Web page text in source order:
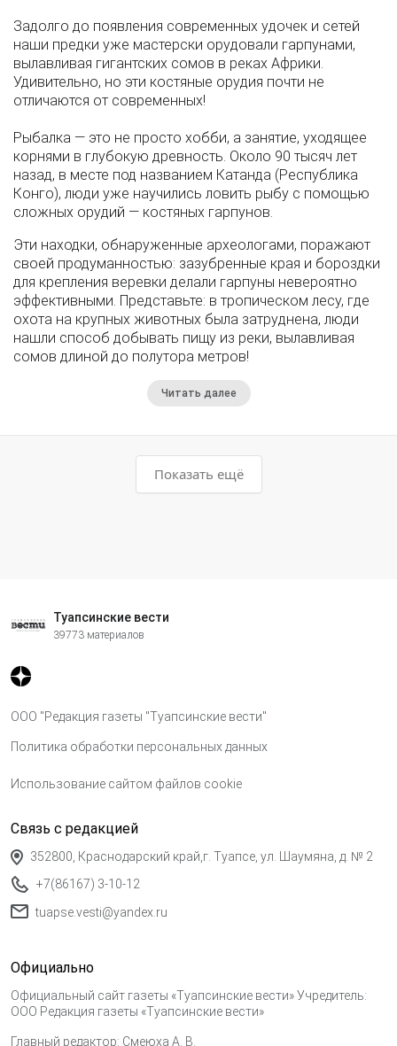
Задолго до появления современных удочек и сетей
наши предки уже мастерски орудовали гарпунами,
вылавливая гигантских сомов в реках Африки.
Удивительно, но эти костяные орудия почти не
отличаются от современных!
Рыбалка — это не просто хобби, а занятие, уходящее
корнями в глубокую древность. Около 90 тысяч лет
назад, в месте под названием Катанда (Республика
Конго), люди уже научились ловить рыбу с помощью
сложных орудий — костяных гарпунов.
Эти находки, обнаруженные археологами, поражают
своей продуманностью: зазубренные края и бороздки
для крепления веревки делали гарпуны невероятно
эффективными. Представьте: в тропическом лесу, где
охота на крупных животных была затруднена, люди
нашли способ добывать пищу из реки, вылавливая
сомов длиной до полутора метров!
Читать далее
Показать ещё
Туапсинские вести
39773 материалов
ООО "Редакция газеты "Туапсинские вести"
Политика обработки персональных данных
Использование сайтом файлов cookie
Связь с редакцией
352800, Краснодарский край,г. Туапсе, ул. Шаумяна, д. № 2
+7(86167) 3-10-12
tuapse.vesti@yandex.ru
Официально
Официальный сайт газеты «Туапсинские вести» Учредитель:
ООО Редакция газеты «Туапсинские вести»
Главный редактор: Смеюха А. В.